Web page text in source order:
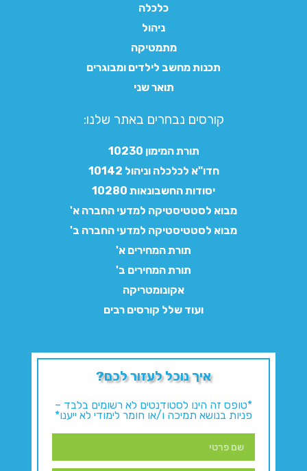
כלכלה
ניהול
מתמטיקה
תכנות מחשב לילדים ומבוגרים
תואר שני
קורסים נבחרים באתר שלנו:​
תורת המימון 10230
חדו"א לכלכלה וניהול 10142
יסודות החשבונאות 10280
מבוא לסטטיסטיקה למדעי החברה א'
מבוא לסטטיסטיקה למדעי החברה ב'
תורת המחירים א'
תורת המחירים ב'
אקונומטריקה
ועוד שלל קורסים רבים
איך נוכל לעזור לכם?
*טופס זה הינו לסטודנטים לא רשומים בלבד –
פניות בנושא תמיכה ו/או חומר לימודי לא ייענו*